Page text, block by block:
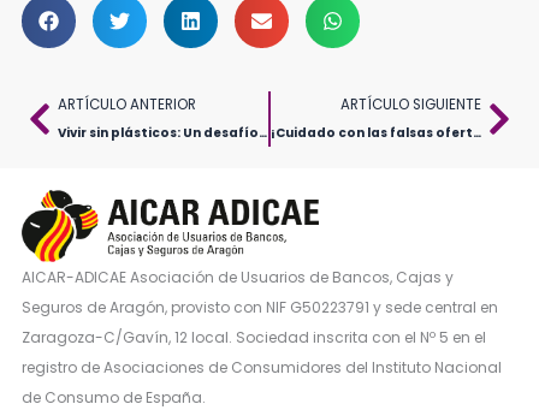
AntARTÍCULO ANTERIOR
Vivir sin plásticos: Un desafío para la longevidad y el bienestar humano
ARTÍCULO SIGUIENTE
¡Cuidado con las falsas ofertas de trabajo! Evita ser víctima de un fraude
AICAR-ADICAE Asociación de Usuarios de Bancos, Cajas y
Seguros de Aragón, provisto con NIF G50223791 y sede central en
Zaragoza-C/Gavín, 12 local. Sociedad inscrita con el Nº 5 en el
registro de Asociaciones de Consumidores del Instituto Nacional
de Consumo de España.